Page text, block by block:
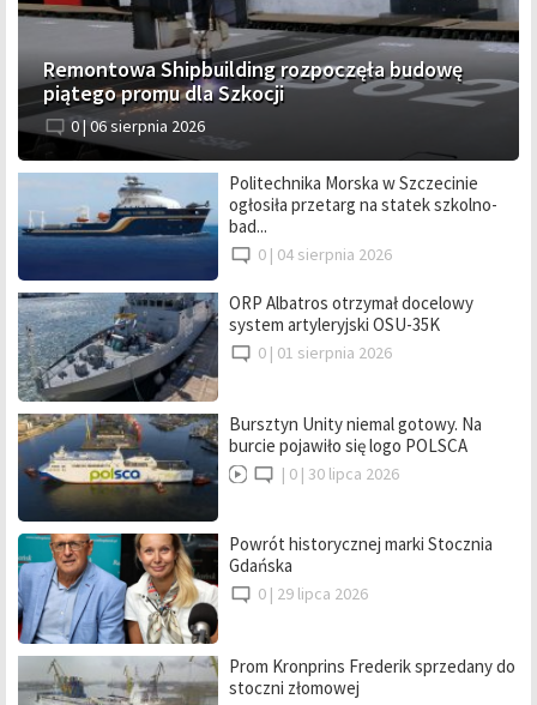
Remontowa Shipbuilding rozpoczęła budowę
piątego promu dla Szkocji
0 |06 sierpnia 2026
Politechnika Morska w Szczecinie
ogłosiła przetarg na statek szkolno-
bad...
0 | 04 sierpnia 2026
ORP Albatros otrzymał docelowy
system artyleryjski OSU-35K
0 | 01 sierpnia 2026
Bursztyn Unity niemal gotowy. Na
burcie pojawiło się logo POLSCA
| 0 | 30 lipca 2026
Powrót historycznej marki Stocznia
Gdańska
0 | 29 lipca 2026
Prom Kronprins Frederik sprzedany do
stoczni złomowej